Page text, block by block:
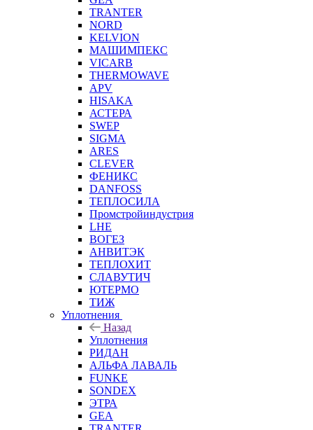
TRANTER
NORD
KELVION
МАШИМПЕКС
VICARB
THERMOWAVE
APV
HISAKA
АСТЕРА
SWEP
SIGMA
ARES
CLEVER
ФЕНИКС
DANFOSS
ТЕПЛОСИЛА
Промстройиндустрия
LHE
ВОГЕЗ
АНВИТЭК
ТЕПЛОХИТ
СЛАВУТИЧ
ЮТЕРМО
ТИЖ
Уплотнения
Назад
Уплотнения
РИДАН
АЛЬФА ЛАВАЛЬ
FUNKE
SONDEX
ЭТРА
GEA